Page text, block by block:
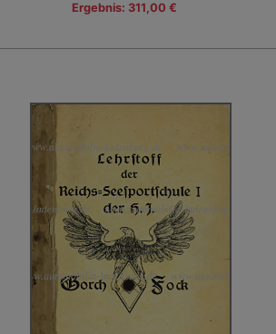
Ergebnis: 311,00 €